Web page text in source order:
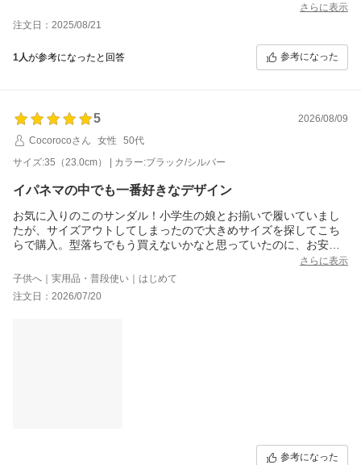
ただ、サイズが若干大きめな気がします><
たので、今後ブラックの22センチの再入荷があると嬉しいです！
さらに表示
注文日：2025/08/21
1人が参考になったと回答 参考になった
5
2026/08/09
Cocorocoさん
女性
50代
サイズ:35（23.0cm） | カラー:ブラック/シルバー
イパネマの中でも一番好きなデザイン
お気に入りのこのサンダル！小学生の娘とお揃いで履いていまし
たが、サイズアウトしてしまったので大きめサイズを探してこち
らで購入。型落ちでもう買えないかなと思っていたのに、お安く
さらに表示
子供へ｜実用品・普段使い｜はじめて
注文日：2026/07/20
参考になった